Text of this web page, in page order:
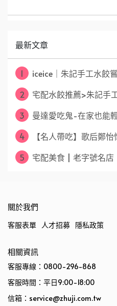
最新文章
1
iceice｜朱記手工水餃
2
宅配水餃推薦>朱記手
3
曼達愛吃鬼-在家也能
4
【名人帶吃】歌后鄭
5
宅配美食 | 老字號名
關於我們
客服表單 人才招募 隱私政策
相關資訊
客服專線：0800-296-868
客服時間：平日9:00-18:00
信箱：service@zhuji.com.tw